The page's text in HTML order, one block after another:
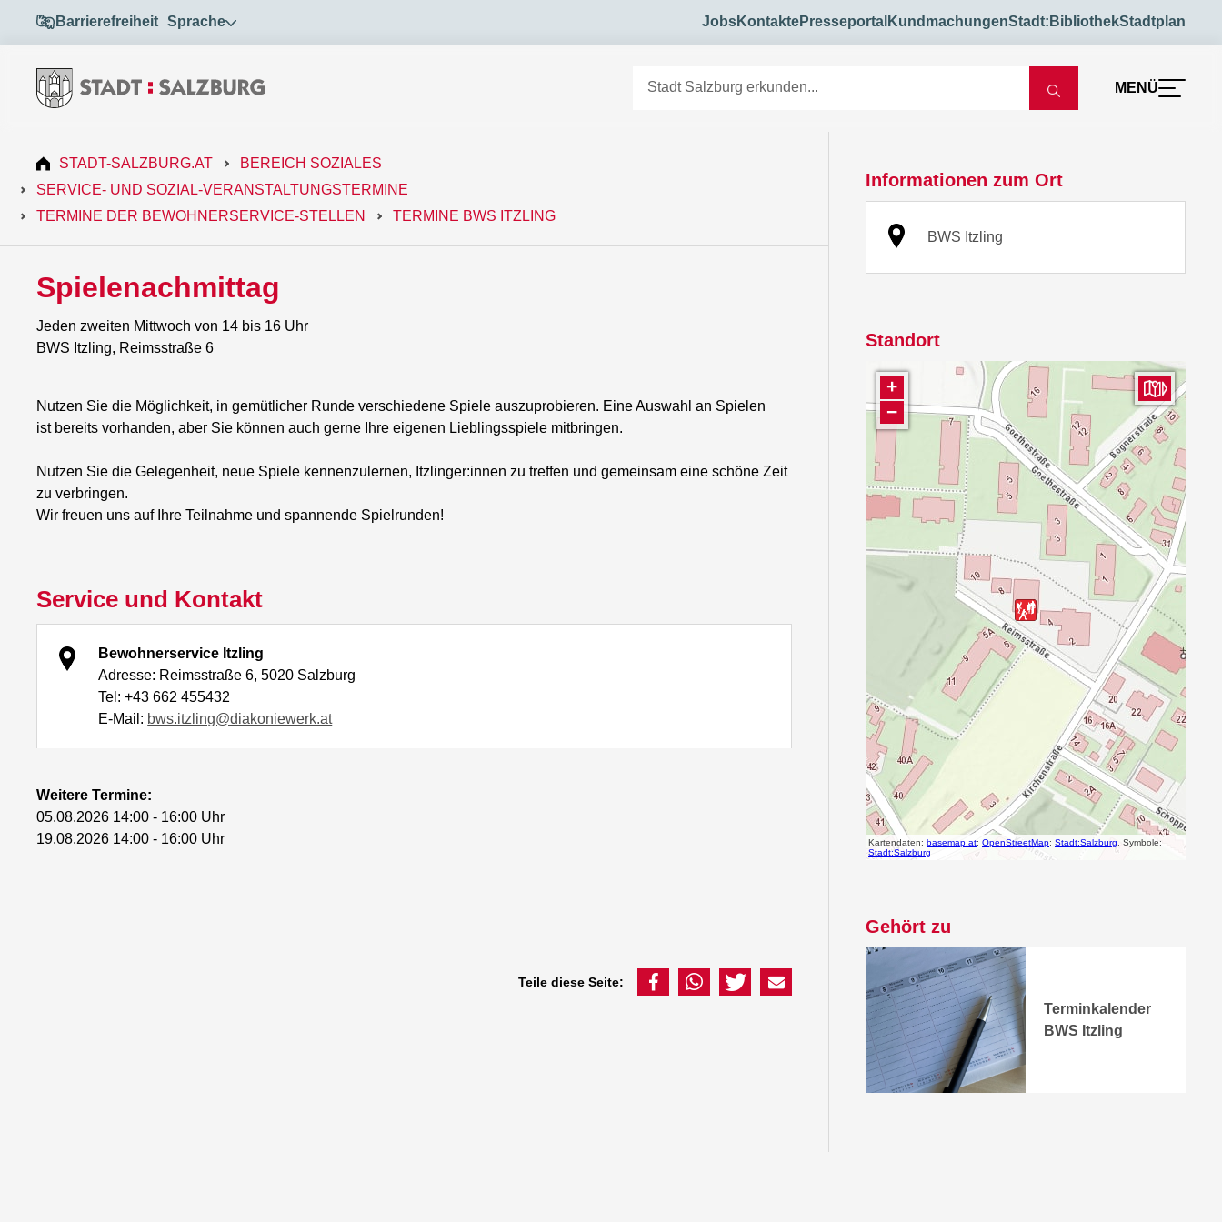
Barrierefreiheit Sprache JobsKontaktePresseportal KundmachungenStadt:BibliothekStadtplan
MENÜ
STADT-SALZBURG.AT
BEREICH SOZIALES
SERVICE- UND SOZIAL-VERANSTALTUNGSTERMINE
TERMINE DER BEWOHNERSERVICE-STELLEN
TERMINE BWS ITZLING
Spielenachmittag
Jeden zweiten Mittwoch von 14 bis 16 Uhr
BWS Itzling, Reimsstraße 6
Nutzen Sie die Möglichkeit, in gemütlicher Runde verschiedene Spiele auszuprobieren. Eine Auswahl an Spielen
ist bereits vorhanden, aber Sie können auch gerne Ihre eigenen Lieblingsspiele mitbringen.
Nutzen Sie die Gelegenheit, neue Spiele kennenzulernen, Itzlinger:innen zu treffen und gemeinsam eine schöne Zeit
zu verbringen.
Wir freuen uns auf Ihre Teilnahme und spannende Spielrunden!
Service und Kontakt
Bewohnerservice Itzling
Adresse: Reimsstraße 6, 5020 Salzburg
Tel: +43 662 455432
E-Mail: bws.itzling@diakoniewerk.at
Weitere Termine:
05.08.2026 14:00 - 16:00 Uhr
19.08.2026 14:00 - 16:00 Uhr
Teile diese Seite:
Informationen zum Ort
BWS Itzling
Standort
Gehört zu
Terminkalender
BWS Itzling